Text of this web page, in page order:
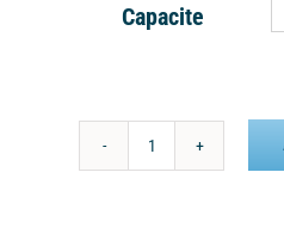
Capacite
quantité